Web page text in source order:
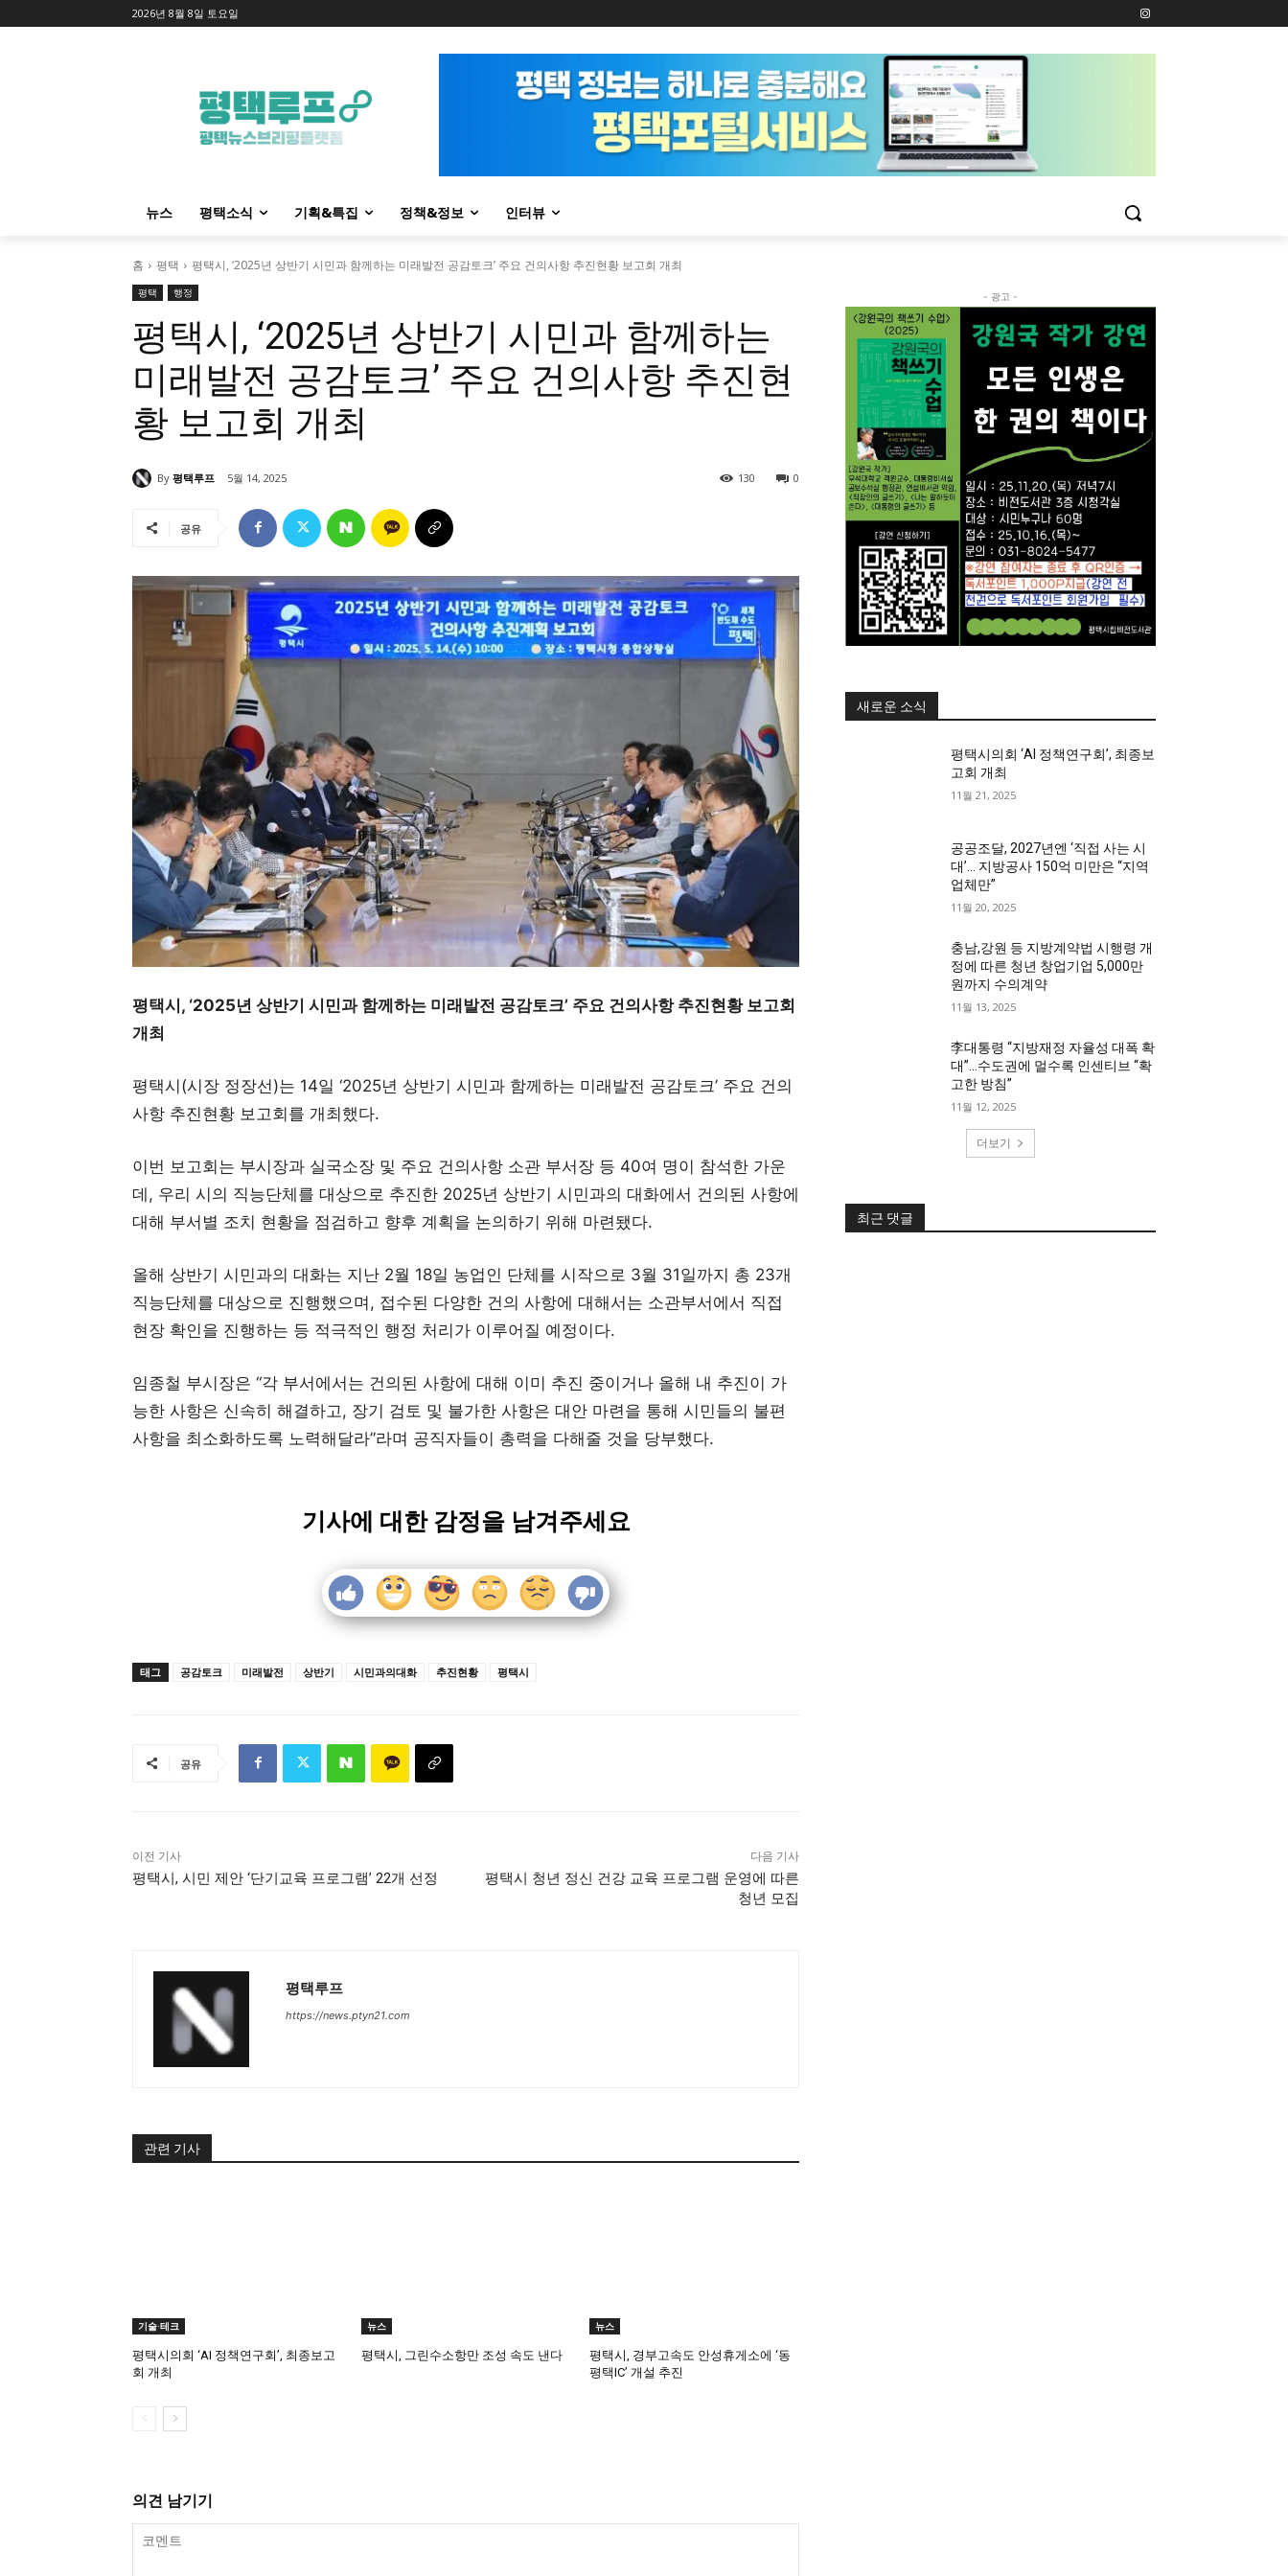
2026년 8월 8일 토요일
뉴스 평택소식 기획&특집 정책&정보 인터뷰
홈 평택 평택시, ‘2025년 상반기 시민과 함께하는 미래발전 공감토크’ 주요 건의사항 추진현황 보고회 개최
평택 행정
평택시, ‘2025년 상반기 시민과 함께하는
미래발전 공감토크’ 주요 건의사항 추진현
황 보고회 개최
By 평택루프 5월 14, 2025 0
130
공유
평택시, ‘2025년 상반기 시민과 함께하는 미래발전 공감토크’ 주요 건의사항 추진현황 보고회
개최
평택시(시장 정장선)는 14일 ‘2025년 상반기 시민과 함께하는 미래발전 공감토크’ 주요 건의
사항 추진현황 보고회를 개최했다.
이번 보고회는 부시장과 실국소장 및 주요 건의사항 소관 부서장 등 40여 명이 참석한 가운
데, 우리 시의 직능단체를 대상으로 추진한 2025년 상반기 시민과의 대화에서 건의된 사항에
대해 부서별 조치 현황을 점검하고 향후 계획을 논의하기 위해 마련됐다.
올해 상반기 시민과의 대화는 지난 2월 18일 농업인 단체를 시작으로 3월 31일까지 총 23개
직능단체를 대상으로 진행했으며, 접수된 다양한 건의 사항에 대해서는 소관부서에서 직접
현장 확인을 진행하는 등 적극적인 행정 처리가 이루어질 예정이다.
임종철 부시장은 “각 부서에서는 건의된 사항에 대해 이미 추진 중이거나 올해 내 추진이 가
능한 사항은 신속히 해결하고, 장기 검토 및 불가한 사항은 대안 마련을 통해 시민들의 불편
사항을 최소화하도록 노력해달라”라며 공직자들이 총력을 다해줄 것을 당부했다.
기사에 대한 감정을 남겨주세요
태그 공감토크 미래발전 상반기 시민과의대화 추진현황 평택시
공유
이전 기사
평택시, 시민 제안 ‘단기교육 프로그램’ 22개 선정
다음 기사
평택시 청년 정신 건강 교육 프로그램 운영에 따른
청년 모집
평택루프
https://news.ptyn21.com
관련 기사
기술·테크
평택시의회 ‘AI 정책연구회’, 최종보고
회 개최
뉴스
평택시, 그린수소항만 조성 속도 낸다
뉴스
평택시, 경부고속도 안성휴게소에 ‘동
평택IC’ 개설 추진
의견 남기기
- 광고 -
새로운 소식
평택시의회 ‘AI 정책연구회’, 최종보
고회 개최
11월 21, 2025
공공조달, 2027년엔 ‘직접 사는 시
대’… 지방공사 150억 미만은 “지역
업체만”
11월 20, 2025
충남,강원 등 지방계약법 시행령 개
정에 따른 청년 창업기업 5,000만
원까지 수의계약
11월 13, 2025
李대통령 “지방재정 자율성 대폭 확
대”…수도권에 멀수록 인센티브 “확
고한 방침”
11월 12, 2025
더보기
최근 댓글